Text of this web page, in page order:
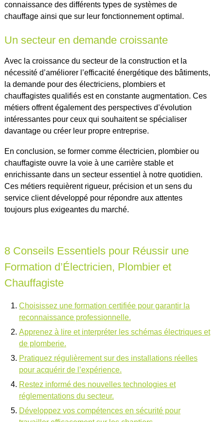
connaissance des différents types de systèmes de
chauffage ainsi que sur leur fonctionnement optimal.
Un secteur en demande croissante
Avec la croissance du secteur de la construction et la
nécessité d’améliorer l’efficacité énergétique des bâtiments,
la demande pour des électriciens, plombiers et
chauffagistes qualifiés est en constante augmentation. Ces
métiers offrent également des perspectives d’évolution
intéressantes pour ceux qui souhaitent se spécialiser
davantage ou créer leur propre entreprise.
En conclusion, se former comme électricien, plombier ou
chauffagiste ouvre la voie à une carrière stable et
enrichissante dans un secteur essentiel à notre quotidien.
Ces métiers requièrent rigueur, précision et un sens du
service client développé pour répondre aux attentes
toujours plus exigeantes du marché.
8 Conseils Essentiels pour Réussir une
Formation d’Électricien, Plombier et
Chauffagiste
Choisissez une formation certifiée pour garantir la
reconnaissance professionnelle.
Apprenez à lire et interpréter les schémas électriques et
de plomberie.
Pratiquez régulièrement sur des installations réelles
pour acquérir de l’expérience.
Restez informé des nouvelles technologies et
réglementations du secteur.
Développez vos compétences en sécurité pour